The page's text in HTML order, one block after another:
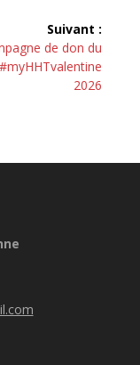
Suivant :
:
de don du
2026